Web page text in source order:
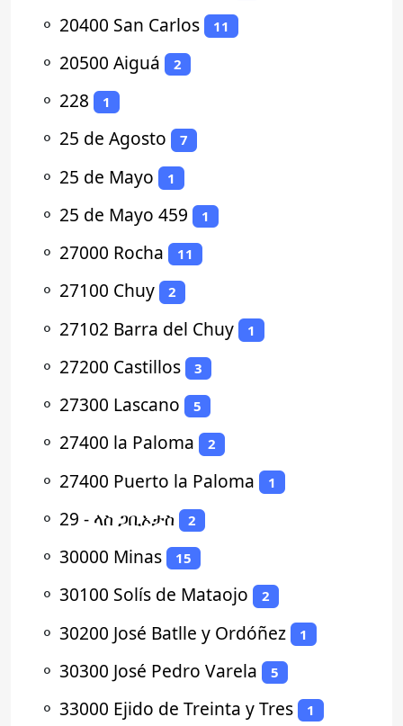
⚬ 20400 San Carlos 11
⚬ 20500 Aiguá 2
⚬ 228 1
⚬ 25 de Agosto 7
⚬ 25 de Mayo 1
⚬ 25 de Mayo 459 1
⚬ 27000 Rocha 11
⚬ 27100 Chuy 2
⚬ 27102 Barra del Chuy 1
⚬ 27200 Castillos 3
⚬ 27300 Lascano 5
⚬ 27400 la Paloma 2
⚬ 27400 Puerto la Paloma 1
⚬ 29 - ላስ ጋቢኦታስ 2
⚬ 30000 Minas 15
⚬ 30100 Solís de Mataojo 2
⚬ 30200 José Batlle y Ordóñez 1
⚬ 30300 José Pedro Varela 5
⚬ 33000 Ejido de Treinta y Tres 1